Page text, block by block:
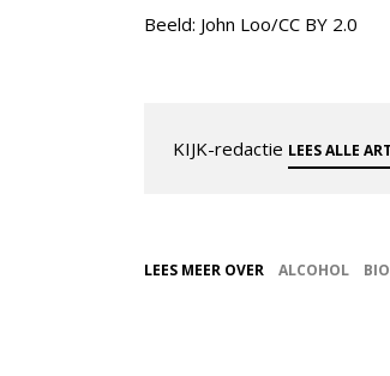
Beeld: John Loo/CC BY 2.0
KIJK-redactie LEES ALLE
LEES MEER OVER ALCOHOL